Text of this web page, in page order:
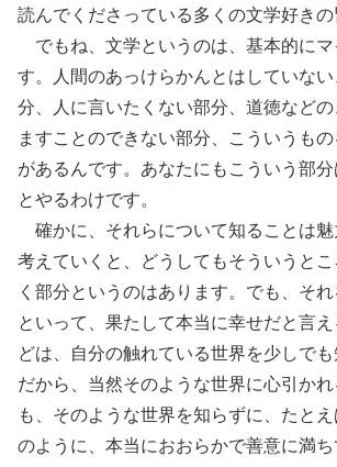
読んでくださっている多くの文学好きの
でもね、文学というのは、基本的に
す。人間のあっけらかんとはしていな
分、人に言いたくない部分、道徳など
ますことのできない部分、こういうも
があるんです。あなたにもこういう部分
とやるわけです。
確かに、それらについて知ることは魅
考えていくと、どうしてもそういうと
く部分というのはあります。でも、そ
といって、果たして本当に幸せだと言
どは、自分の触れている世界を少しで
だから、当然そのような世界に心引か
も、そのような世界を知らずに、たと
のように、本当におおらかで善意に満